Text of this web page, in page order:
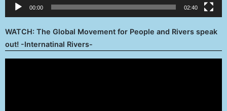
00:00 02:40
WATCH: The Global Movement for People and Rivers speak
out! -Internatinal Rivers-